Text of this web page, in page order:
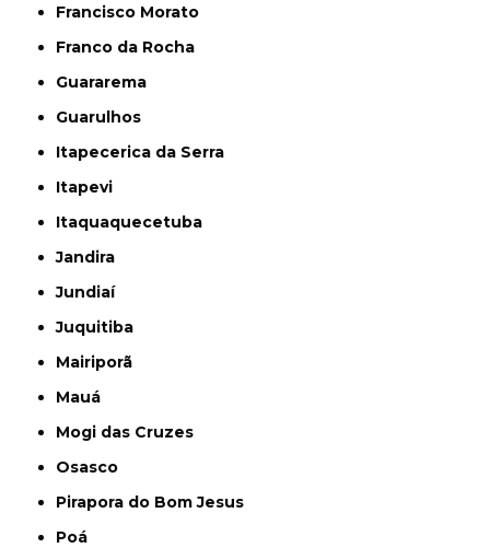
Francisco Morato
Franco da Rocha
Guararema
Guarulhos
Itapecerica da Serra
Itapevi
Itaquaquecetuba
Jandira
Jundiaí
Juquitiba
Mairiporã
Mauá
Mogi das Cruzes
Osasco
Pirapora do Bom Jesus
Poá